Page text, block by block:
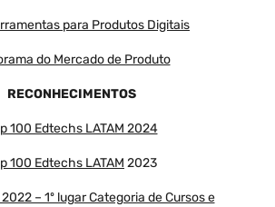
para Produtos Digitais
do Mercado de Produto
RECONHECIMENTOS
100 Edtechs LATAM 2024
100 Edtechs LATAM 2023
– 1º lugar Categoria de Cursos e